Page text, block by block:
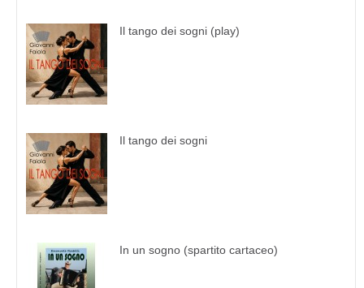
Il tango dei sogni (play)
Il tango dei sogni
In un sogno (spartito cartaceo)